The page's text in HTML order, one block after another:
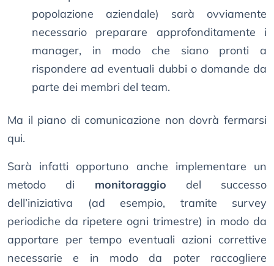
popolazione aziendale) sarà ovviamente
necessario preparare approfonditamente i
manager, in modo che siano pronti a
rispondere ad eventuali dubbi o domande da
parte dei membri del team.
Ma il piano di comunicazione non dovrà fermarsi
qui.
Sarà infatti opportuno anche implementare un
metodo di monitoraggio del successo
dell’iniziativa (ad esempio, tramite survey
periodiche da ripetere ogni trimestre) in modo da
apportare per tempo eventuali azioni correttive
necessarie e in modo da poter raccogliere